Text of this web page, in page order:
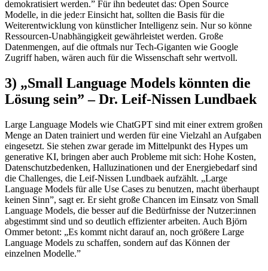
demokratisiert werden.” Für ihn bedeutet das: Open Source
Modelle, in die jede:r Einsicht hat, sollten die Basis für die
Weiterentwicklung von künstlicher Intelligenz sein. Nur so könne
Ressourcen-Unabhängigkeit gewährleistet werden. Große
Datenmengen, auf die oftmals nur Tech-Giganten wie Google
Zugriff haben, wären auch für die Wissenschaft sehr wertvoll.
3) „Small Language Models könnten die
Lösung sein” – Dr. Leif-Nissen Lundbaek
Large Language Models wie ChatGPT sind mit einer extrem großen
Menge an Daten trainiert und werden für eine Vielzahl an Aufgaben
eingesetzt. Sie stehen zwar gerade im Mittelpunkt des Hypes um
generative KI, bringen aber auch Probleme mit sich: Hohe Kosten,
Datenschutzbedenken, Halluzinationen und der Energiebedarf sind
die Challenges, die Leif-Nissen Lundbaek aufzählt. „Large
Language Models für alle Use Cases zu benutzen, macht überhaupt
keinen Sinn”, sagt er. Er sieht große Chancen im Einsatz von Small
Language Models, die besser auf die Bedürfnisse der Nutzer:innen
abgestimmt sind und so deutlich effizienter arbeiten. Auch Björn
Ommer betont: „Es kommt nicht darauf an, noch größere Large
Language Models zu schaffen, sondern auf das Können der
einzelnen Modelle.”